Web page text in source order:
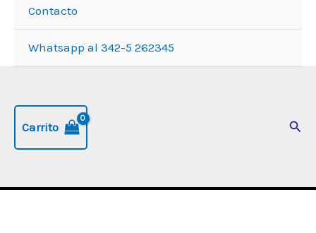
Contacto
Whatsapp al 342-5 262345
Carrito